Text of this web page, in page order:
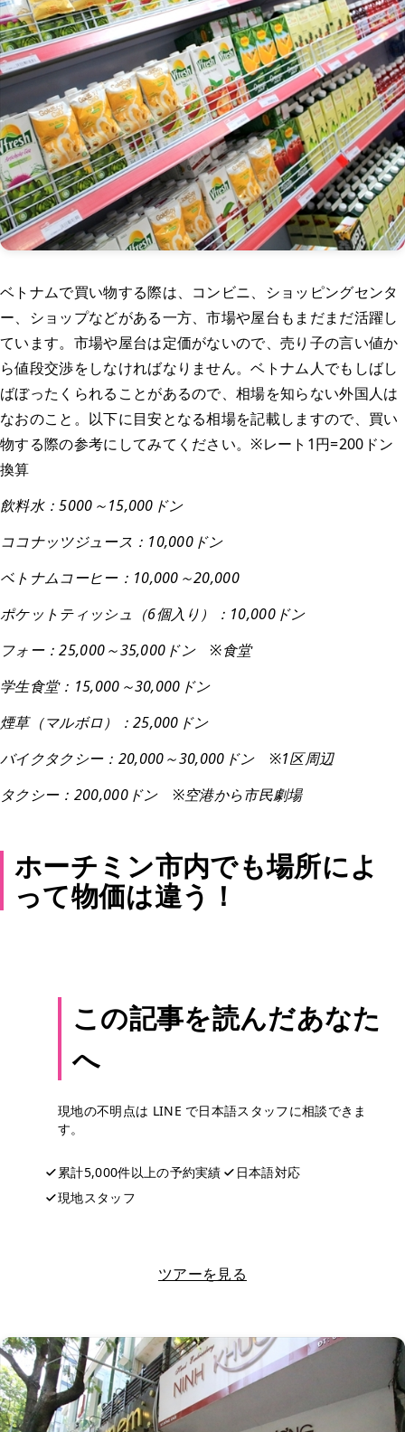
ベトナムで買い物する際は、コンビニ、ショッピングセンタ
ー、ショップなどがある一方、市場や屋台もまだまだ活躍し
ています。市場や屋台は定価がないので、売り子の言い値か
ら値段交渉をしなければなりません。ベトナム人でもしばし
ばぼったくられることがあるので、相場を知らない外国人は
なおのこと。以下に目安となる相場を記載しますので、買い
物する際の参考にしてみてください。※レート1円=200ドン
換算
飲料水：5000～15,000ドン
ココナッツジュース：10,000ドン
ベトナムコーヒー：10,000～20,000
ポケットティッシュ（6個入り）：10,000ドン
フォー：25,000～35,000ドン ※食堂
学生食堂：15,000～30,000ドン
煙草（マルボロ）：25,000ドン
バイクタクシー：20,000～30,000ドン ※1区周辺
タクシー：200,000ドン ※空港から市民劇場
ホーチミン市内でも場所によ
って物価は違う！
この記事を読んだあなた
へ
現地の不明点は LINE で日本語スタッフに相談できま
す。
累計5,000件以上の予約実績
日本語対応
現地スタッフ
ツアーを見る